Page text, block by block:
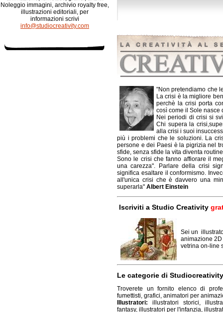
Noleggio immagini, archivio royalty free,
illustrazioni editoriali, per
informazioni scrivi
info@studiocreativity.com
"Non pretendiamo che
La crisi è la migliore
perchè la crisi porta
così come il Sole nasce
Nei periodi di crisi si
Chi supera la
alla crisi i suoi
più i problemi che le soluzioni. La
persone e dei Paesi è la pigrizia nel
sfide, senza sfide la vita diventa
Sono le crisi che fanno affiorare il
una carezza". Parlare della crisi
significa esaltare il conformismo.
all'unica crisi che è davvero una
superarla" Albert Einstein
Iscriviti a Studio Creativity
Sei un
animazione
vetrina on-line
Le categorie di
Troverete un fornito elenco di
fumettisti, grafici, animatori per
Illustratori: illustratori storici,
fantasy, illustratori per l'infanzia,